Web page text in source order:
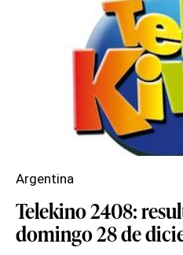
Telekino 2408:
domingo 28 de
Argentina